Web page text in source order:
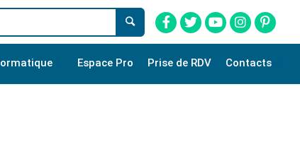
Espace Pro Prise de RDV Contacts